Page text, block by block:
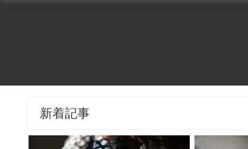
新着記事